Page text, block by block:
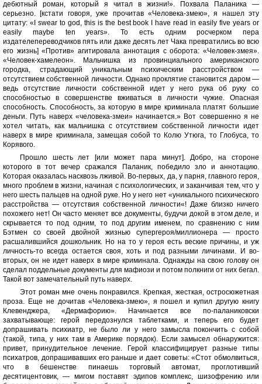
дебютный роман, который я читал в жизни!». Похвала Паланика —
серьезно. [кстати говоря, уже прочитав «Человека-змею», я нашел эту
цитату: «I swear to god, this is the best book I have read in easily five years or
easily maybe ten years». То есть одним росчерком пера
издателепереводчиков пять или даже десять лет Чака превратились во всю
его жизнь] «Против» агитировала аннотация с оборота: «Человек-змея».
«Человек-хамелеон». Мальчишка из провинциального американского
городка, страдающий уникальным психическим расстройством —
отсутствием собственной личности. Однако проклятие становится даром —
ведь отсутствие личности собственной идет у него рука об руку со
способностью в совершенстве вживаться в личности чужие. Опасная
способность. Способность, за которую в мире криминала платят большие
деньги. Путь наверх «человека-змеи» начинается.» Вот совершенно я не
хотел читать, как мальчишка с отсутствием собственной личности идет
наверх в мире криминала, замещая собой то Колю Утюга, то Глобуса, то
Корявого.
Прошло шесть лет [или может пара минут]. Добро, на стороне
которого в тот вечер сражался Паланик, победило зло и аннотацию.
Которая оказалась насквозь лживой. Во-первых, да, у парня, главного героя,
много проблем в жизни, начиная с психологических, и заканчивая тем, что у
него шесть пальцев на одной руке. Но у него нет «уникального психического
расстройства — отсутствия собственной личности«! Даже близко ничего
похожего нет! Он часто меняет все документы, будучи докой в этом деле, и
скрывается то под одним, то под другим именем, по сравнению с ним
Бэтмен со своей двойной жизнью супергероя/миллионера — просто
расшалившийся дошкольник. Но на то у героя есть веские причины, и уж
личность-то всегда остается своя, хоть и под разными личинами. И во-
вторых, он не идет наверх в мире криминала. Однажды на свою голову он
сделал поддельные документы для мафиози и потом полкниги от них бегал.
Такой вот замечательный путь наверх.
Этот роман мне очень понравился. Крепкая, жесткая, остросюжетная
проза. Еще не дочитав «Человека-змею», я пошел и купил другую книгу
Клевенджера, «Дермафорию». Начинается все по-паланиковски
захватывающе: герой передознулся таблетками, и теперь его будет
допрашивать психиатр, не было ли у него замысла покончить с собой
(такой, типа, у них там в Америке порядок). Если замысел обнаружится:
привет, принудительное лечение. Герой классифицирует разные типы
психатров, допрашивавших его раньше и дает советы: «Стот обмолвиться,
что в бешенстве пинаешь торговый автомат, проглотивший
десятицентовик, — мигом поставят эдипов комплекс, шизофрению или